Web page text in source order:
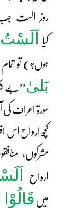
روزِ الست
کیا
ہوں؟) تو
بَلیٰ’’بے
سورۃ اعراف کی آیت
کچھ ارواح اس
مشرکوں،
ارواح
میں